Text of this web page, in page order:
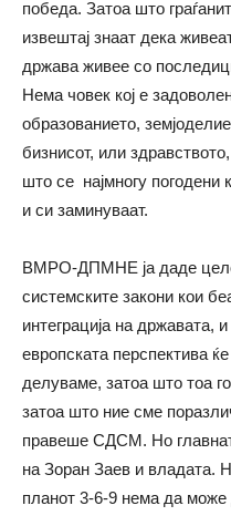
победа. Затоа што
извештај знаат дека
држава живее со
Нема човек кој е
образованието,
бизнисот, или
што се најмногу погодени
и си заминуваат.
ВМРО-ДПМНЕ ја даде
системските закони кои
интеграција на државата,
европската перспектива
делуваме, затоа што тоа
затоа што ние сме
правеше СДСМ. Но
на Зоран Заев и владата.
планот 3-6-9 нема да може